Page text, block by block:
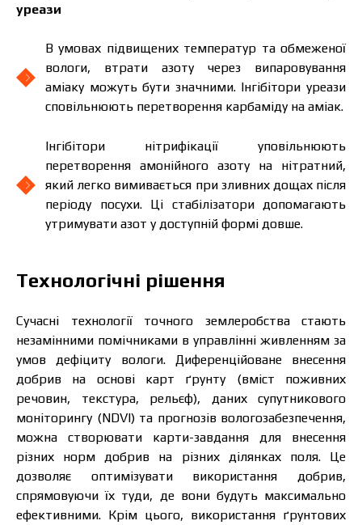
уреази
В умовах підвищених температур та обмеженої
вологи, втрати азоту через випаровування
аміаку можуть бути значними. Інгібітори уреази
сповільнюють перетворення карбаміду на аміак.
Інгібітори нітрифікації уповільнюють
перетворення амонійного азоту на нітратний,
який легко вимивається при зливних дощах після
періоду посухи. Ці стабілізатори допомагають
утримувати азот у доступній формі довше.
Технологічні рішення
Сучасні технології точного землеробства стають
незамінними помічниками в управлінні живленням за
умов дефіциту вологи. Диференційоване внесення
добрив на основі карт ґрунту (вміст поживних
речовин, текстура, рельєф), даних супутникового
моніторингу (NDVI) та прогнозів вологозабезпечення,
можна створювати карти-завдання для внесення
різних норм добрив на різних ділянках поля. Це
дозволяє оптимізувати використання добрив,
спрямовуючи їх туди, де вони будуть максимально
ефективними. Крім цього, використання ґрунтових